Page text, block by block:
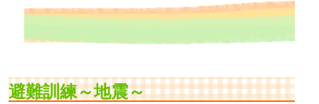
避難訓練～地震～